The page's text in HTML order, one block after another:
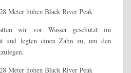
wir vor Wasser geschützt im
und legten einen Zahn zu, um den